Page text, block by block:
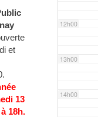
12h00
13h00
14h00
et
13
18h.